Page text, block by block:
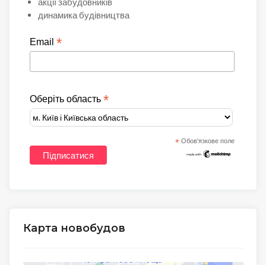
динамика будівництва
Email *
Оберіть область *
* Обов'язкове поле
Карта новобудов